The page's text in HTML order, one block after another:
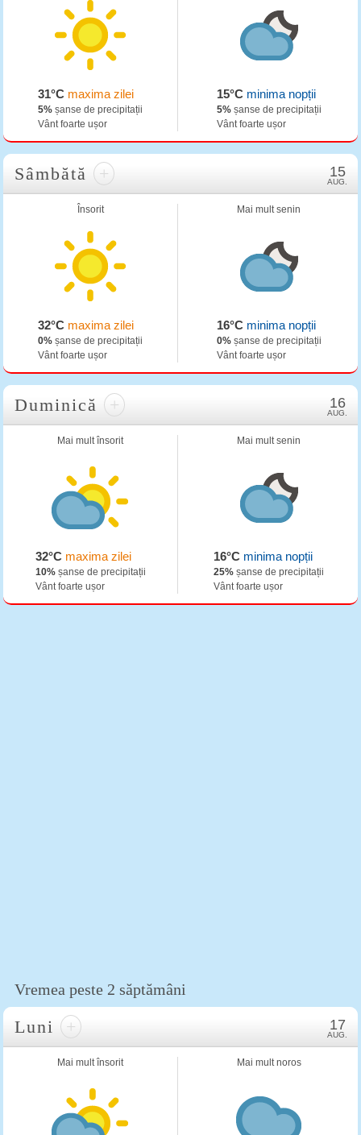
31°C maxima zilei
5% șanse de precipitații
Vânt foarte ușor
15°Cminima nopții
5%șanse de precipitații
Vânt foarte ușor
Sâmbătă + 15
AUG.
Însorit
32°C maxima zilei
0% șanse de precipitații
Vânt foarte ușor
Mai mult senin
16°Cminima nopții
0%șanse de precipitații
Vânt foarte ușor
Duminică + 16
AUG.
Mai mult însorit
32°Cmaxima zilei
10%șanse de precipitații
Vânt foarte ușor
Mai mult senin
16°C minima nopții
25% șanse de precipitații
Vânt foarte ușor
Vremea peste 2 săptămâni
Luni + 17
AUG.
Mai mult însorit Mai mult noros